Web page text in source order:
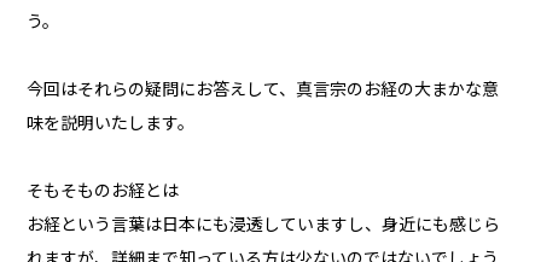
う。
今回はそれらの疑問にお答えして、真言宗のお経の大まかな意
味を説明いたします。
そもそものお経とは
お経という言葉は日本にも浸透していますし、身近にも感じら